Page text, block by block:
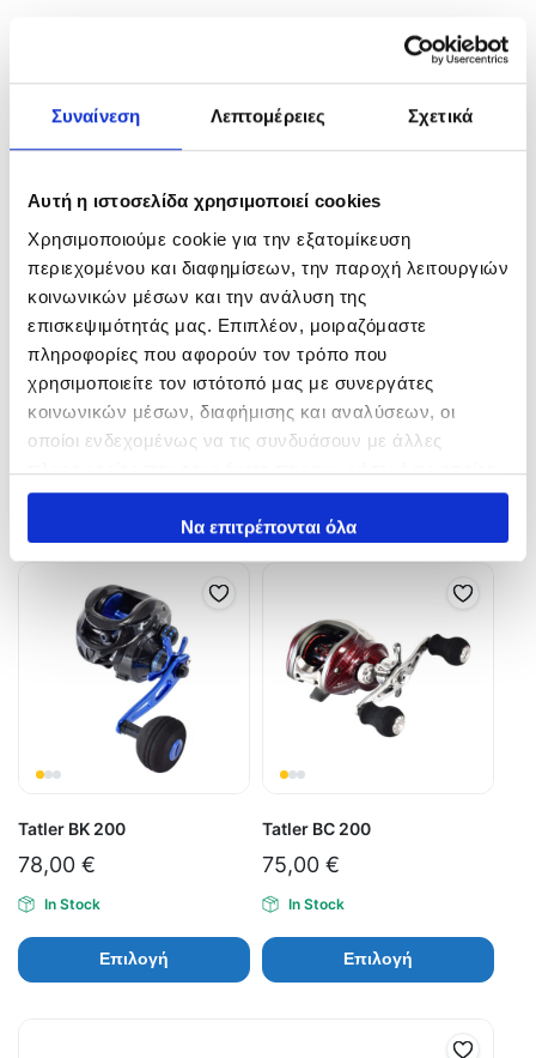
Συναίνεση Λεπτομέρειες Σχετικά
Αυτή η ιστοσελίδα χρησιμοποιεί cookies
Χρησιμοποιούμε cookie για την εξατομίκευση
περιεχομένου και διαφημίσεων, την παροχή λειτουργιών
κοινωνικών μέσων και την ανάλυση της
επισκεψιμότητάς μας. Επιπλέον, μοιραζόμαστε
πληροφορίες που αφορούν τον τρόπο που
χρησιμοποιείτε τον ιστότοπό μας με συνεργάτες
κοινωνικών μέσων, διαφήμισης και αναλύσεων, οι
οποίοι ενδεχομένως να τις συνδυάσουν με άλλες
πληροφορίες που τους έχετε παραχωρήσει ή τις οποίες
έχουν συλλέξει σε σχέση με την από μέρους σας χρήση
των υπηρεσιών τους.Να επιτρέπονται όλα
Μηχανισμός Sensei Akita
43,00€
In Stock
UNO Aiko
230,00€–250,00€
In Stock
Tatler BK 200
78,00 €
In Stock
Επιλογή
Tatler BC 200
75,00 €
In Stock
Επιλογή